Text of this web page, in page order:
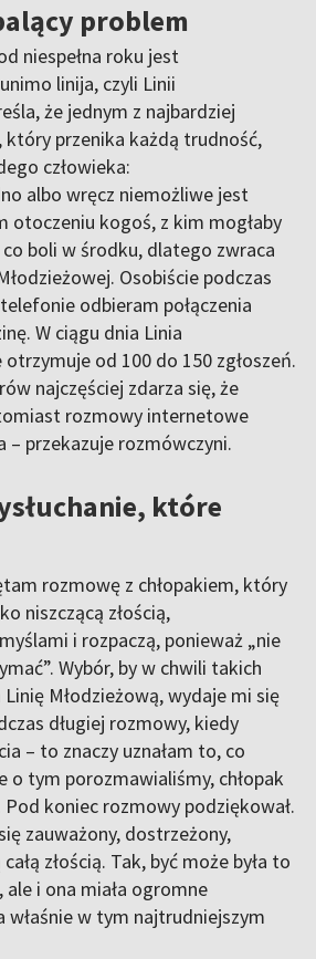
problem
niespełna roku jest
linija, czyli Linii
że jednym z najbardziej
który przenika każdą trudność,
człowieka:
albo wręcz niemożliwe jest
otoczeniu kogoś, z kim mogłaby
boli w środku, dlatego zwraca
Osobiście podczas
odbieram połączenia
W ciągu dnia Linia
otrzymuje od 100 do 150 zgłoszeń.
najczęściej zdarza się, że
rozmowy internetowe
– przekazuje rozmówczyni.
które
rozmowę z chłopakiem, który
niszczącą złością,
i rozpaczą, ponieważ „nie
Wybór, by w chwili takich
Młodzieżową, wydaje mi się
długiej rozmowy, kiedy
– to znaczy uznałam to, co
o tym porozmawialiśmy, chłopak
Pod koniec rozmowy podziękował.
zauważony, dostrzeżony,
złością. Tak, być może była to
i ona miała ogromne
właśnie w tym najtrudniejszym